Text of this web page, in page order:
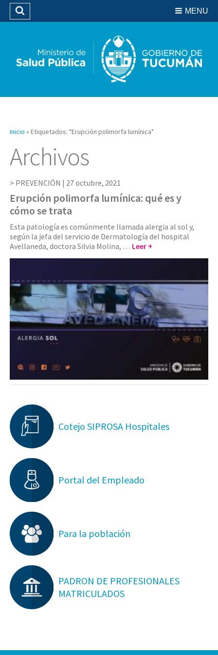
Biblioteca
MENU
Buscar
Inicio » Etiquetados: "Erupción polimorfa lumínica"
Archivos
PREVENCIÓN | 27 octubre, 2021
Erupción polimorfa lumínica: qué es y
cómo se trata
Esta patología es comúnmente llamada alergia al sol y,
según la jefa del servicio de Dermatología del hospital
Avellaneda, doctora Silvia Molina, … Leer +
Cotejo SIPROSA Hospitales
Portal del Empleado
Para la población
PADRON DE PROFESIONALES
MATRICULADOS